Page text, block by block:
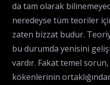
da tam olarak
neredeyse tüm teoriler
zaten bizzat budur.
bu durumda yenisini
vardır. Fakat temel sorun,
kökenlerinin